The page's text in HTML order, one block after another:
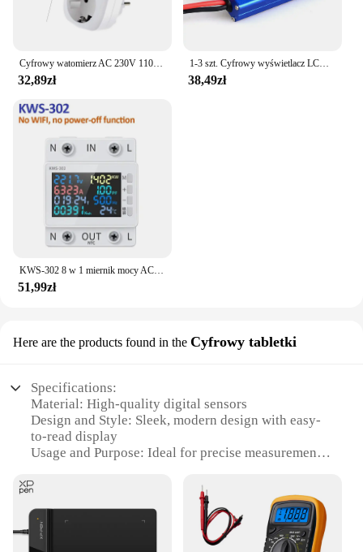
Cyfrowy watomierz AC 230V 110V miernik mocy zużycie energii elektrycznej licznik energii ue wtyczka zasilania kilowatomoc licznik energii elektrycznej
32,89zł
1-3 szt. Cyfrowy wyświetlacz LCD DC 60V 100A równowaga napięcia akumulator analizator mocy miernik mocy ładowarka z balanserem narzędzia RC
38,49zł
KWS-302 8 w 1 miernik mocy AC cyfrowy wyświetlacz wielofunkcyjny miernik napięcia i prądu na szynie 170-300 V/63A amperomierz woltomierz
51,99zł
Here are the products found in the Cyfrowy tabletki
Specifications:
Material: High-quality digital sensors
Design and Style: Sleek, modern design with easy-
to-read display
Usage and Purpose: Ideal for precise measurements
Performance and Property: Advanced digital
technology for accurate readings
Parts and Accessories: Comes with necessary
components for immediate use